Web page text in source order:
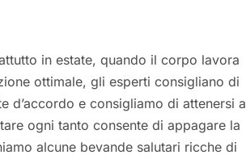
in estate, quando il corpo lavora
ottimale, gli esperti consigliano di
d’accordo e consigliamo di attenersi a
ogni tanto consente di appagare la
alcune bevande salutari ricche di